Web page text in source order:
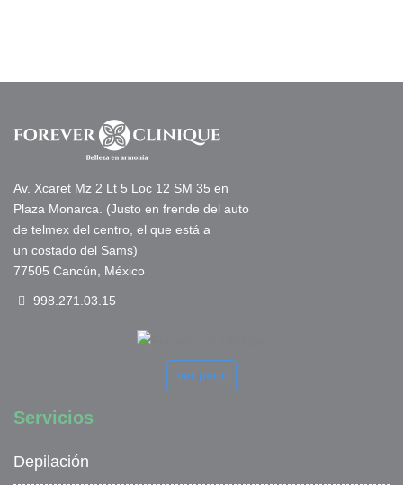
Av. Xcaret Mz 2 Lt 5 Loc 12 SM 35 en
Plaza Monarca. (Justo en frende del auto
de telmex del centro, el que está a
un costado del Sams)
77505 Cancún, México
998.271.03.15
Ver perfil
Servicios
Depilación